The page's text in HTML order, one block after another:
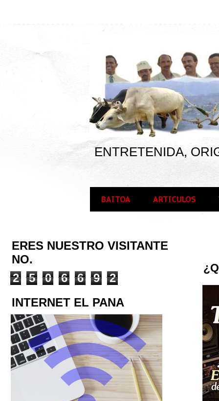
ENTRETENIDA,
BAITOA ARTICULOS
ERES NUESTRO VISITANTE
NO.
2
5 0 6 6 9
2
INTERNET EL PANA